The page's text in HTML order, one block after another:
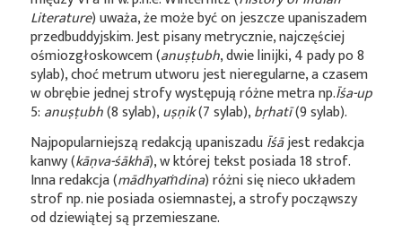
Literature) uważa, że może być on jeszcze upaniszadem
przedbuddyjskim. Jest pisany metrycznie, najczęściej
ośmiozgłoskowcem (anuṣṭubh, dwie linijki, 4 pady po 8
sylab), choć metrum utworu jest nieregularne, a czasem
w obrębie jednej strofy występują różne metra np.Īśa-up
5: anuṣṭubh(8 sylab),uṣṇik(7 sylab),bṛhatī(9 sylab).
Najpopularniejszą redakcją upaniszaduĪśājest redakcja
kanwy (kāṇva-śākhā), w której tekst posiada 18 strof.
Inna redakcja (mādhyaṁdina) różni się nieco układem
strof np. nie posiada osiemnastej, a strofy począwszy
od dziewiątej są przemieszane.